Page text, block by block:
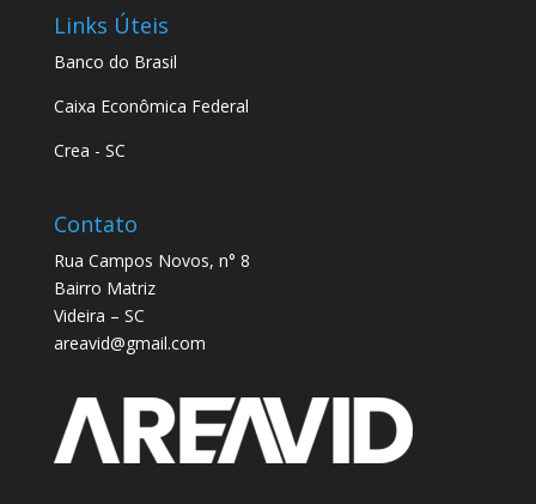
Links Úteis
Banco do Brasil
Caixa Econômica Federal
Crea - SC
Contato
Rua Campos Novos, n° 8
Bairro Matriz
Videira – SC
areavid@gmail.com